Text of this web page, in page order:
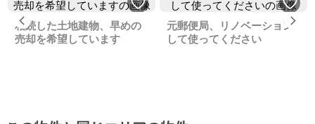
Previous
相続した土地建物、早めの
売却を希望しています
元郵便局、リノベーション
して使ってください